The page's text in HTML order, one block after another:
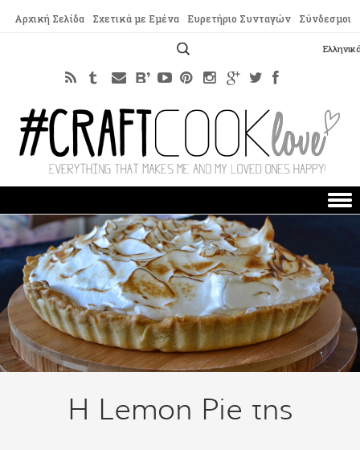
Αρχική Σελίδα Σχετικά με Εμένα Ευρετήριο Συνταγών Σύνδεσμοι
Αναζήτηση
Skip to content
Η Lemon Pie της